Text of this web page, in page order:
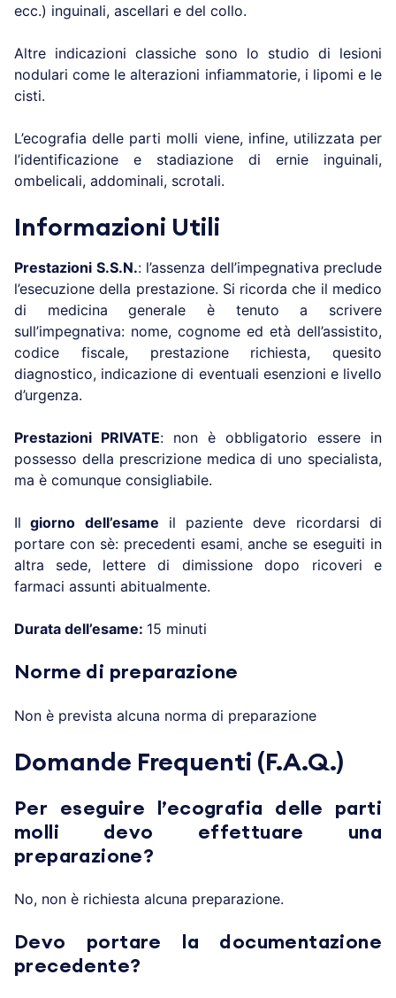
ecc.) inguinali, ascellari e del collo.
Altre indicazioni classiche sono lo studio di lesioni
nodulari come le alterazioni infiammatorie, i lipomi e le
cisti.
L’ecografia delle parti molli viene, infine, utilizzata per
l’identificazione e stadiazione di ernie inguinali,
ombelicali, addominali, scrotali.
Informazioni Utili
Prestazioni S.S.N.: l’assenza dell’impegnativa preclude
l’esecuzione della prestazione. Si ricorda che il medico
di medicina generale è tenuto a scrivere
sull’impegnativa: nome, cognome ed età dell’assistito,
codice fiscale, prestazione richiesta, quesito
diagnostico, indicazione di eventuali esenzioni e livello
d’urgenza.
Prestazioni PRIVATE: non è obbligatorio essere in
possesso della prescrizione medica di uno specialista,
ma è comunque consigliabile.
Il giorno dell’esame il paziente deve ricordarsi di
portare con sè: precedenti esami, anche se eseguiti in
altra sede,
lettere di dimissione dopo ricoveri e
farmaci assunti abitualmente.
Durata dell’esame: 15 minuti
Norme di preparazione
Non è prevista alcuna norma di preparazione
Domande Frequenti (F.A.Q.)
Per eseguire l’ecografia delle parti
molli devo effettuare una
preparazione?
No, non è richiesta alcuna preparazione.
Devo portare la documentazione
precedente?